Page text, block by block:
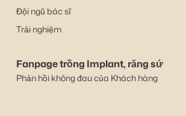
Đội ngũ bác sĩ
Trải nghiệm
Fanpage trồng Implant, răng sứ
Phản hồi không đau của Khách hàng